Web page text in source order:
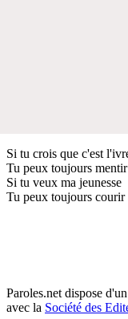
Si tu crois que c'est
Tu peux toujours mentir
Si tu veux ma jeunesse
Tu peux toujours courir
Paroles.net dispose
avec la Société des